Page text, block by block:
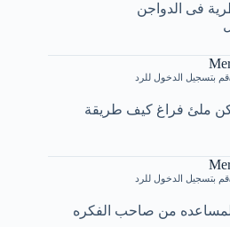
فى الدواجن
قم بتسجيل الدخول للرد
ملئ فراغ كيف طريقة
قم بتسجيل الدخول للرد
من صاحب الفكره